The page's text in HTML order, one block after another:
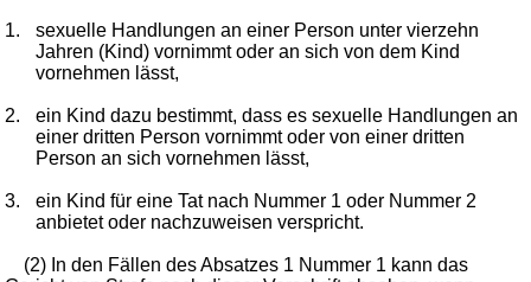
1.
sexuelle Handlungen an einer Person unter vierzehn
Jahren (Kind) vornimmt oder an sich von dem Kind
vornehmen lässt,
2.
ein Kind dazu bestimmt, dass es sexuelle Handlungen an
einer dritten Person vornimmt oder von einer dritten
Person an sich vornehmen lässt,
3.
ein Kind für eine Tat nach Nummer 1 oder Nummer 2
anbietet oder nachzuweisen verspricht.
(2) In den Fällen des Absatzes 1 Nummer 1 kann das